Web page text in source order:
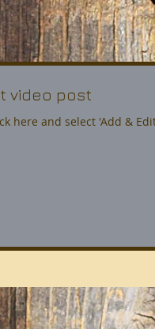
video post
here and select 'Add &